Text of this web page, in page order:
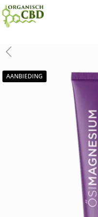
AANBIEDING